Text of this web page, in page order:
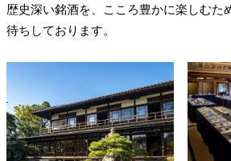
歴史深い銘酒を、こころ豊かに楽しむた
待ちしております。